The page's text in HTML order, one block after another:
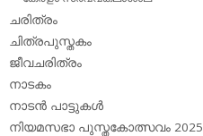
ചരിത്രം
ചിത്രപുസ്തകം
ജീവചരിത്രം
നാടകം
നാടന്‍ പാട്ടുകള്‍
നിയമസഭാ പുസ്തകോത്സവം 2025